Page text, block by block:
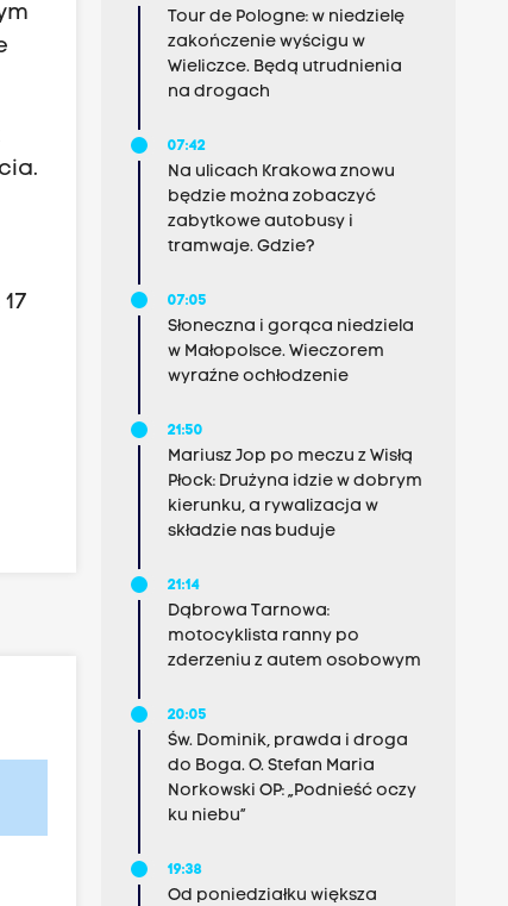
Tour de Pologne: w niedzielę
zakończenie wyścigu w
Wieliczce. Będą utrudnienia
na drogach
07:42
Na ulicach Krakowa znowu
będzie można zobaczyć
zabytkowe autobusy i
tramwaje. Gdzie?
07:05
Słoneczna i gorąca niedziela
w Małopolsce. Wieczorem
wyraźne ochłodzenie
21:50
Mariusz Jop po meczu z Wisłą
Płock: Drużyna idzie w dobrym
kierunku, a rywalizacja w
składzie nas buduje
21:14
Dąbrowa Tarnowa:
motocyklista ranny po
zderzeniu z autem osobowym
20:05
Św. Dominik, prawda i droga
do Boga. O. Stefan Maria
Norkowski OP: „Podnieść oczy
ku niebu”
19:38
Od poniedziałku większa